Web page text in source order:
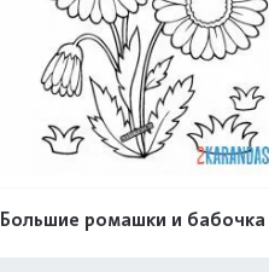
Большие ромашки и бабочка